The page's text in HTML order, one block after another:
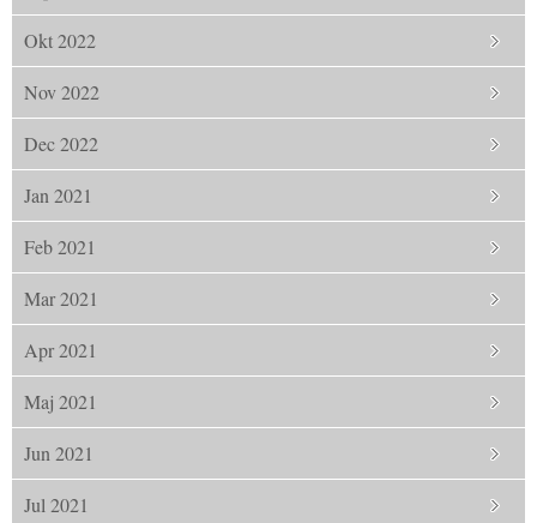
Okt 2022
Nov 2022
Dec 2022
Jan 2021
Feb 2021
Mar 2021
Apr 2021
Maj 2021
Jun 2021
Jul 2021